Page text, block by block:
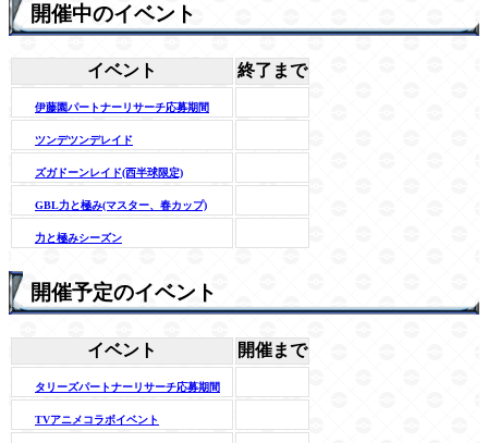
開催中のイベント
イベント 終了まで
伊藤園パートナーリサーチ応募期間
ツンデツンデレイド
ズガドーンレイド(西半球限定)
GBL力と極み(マスター、春カップ)
力と極みシーズン
開催予定のイベント
イベント 開催まで
タリーズパートナーリサーチ応募期間
TVアニメコラボイベント